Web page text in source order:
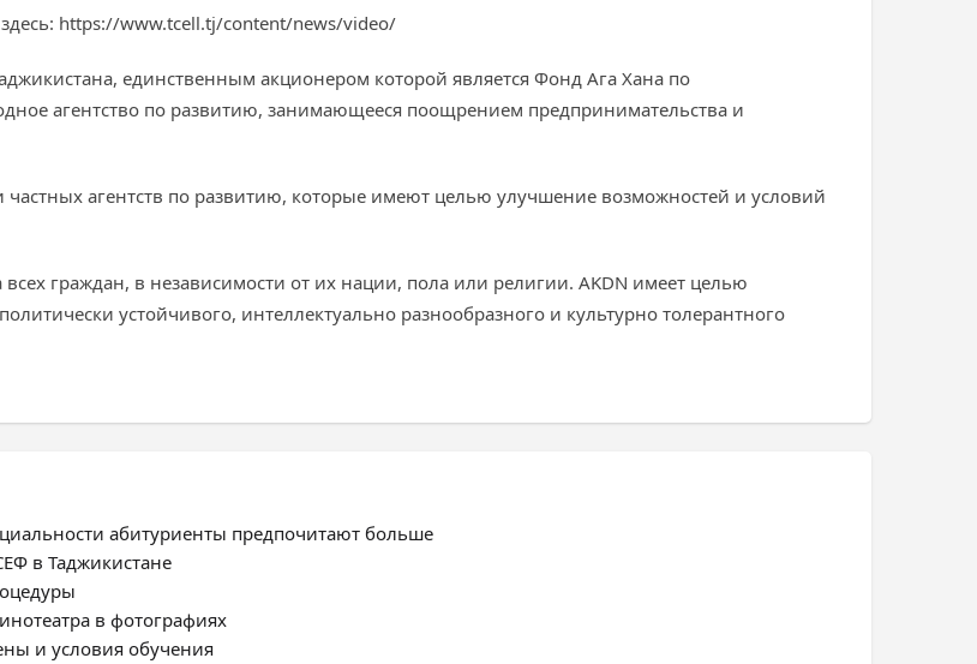
https://www.tcell.tj/content/news/video/
единственным акционером которой является Фонд Ага Хана по
агентство по развитию, занимающееся поощрением предпринимательства и
частных агентств по развитию, которые имеют целью улучшение возможностей и условий
граждан, в независимости от их нации, пола или религии. AKDN имеет целью
устойчивого, интеллектуально разнообразного и культурно толерантного
абитуриенты предпочитают больше
в Таджикистане
в фотографиях
и условия обучения